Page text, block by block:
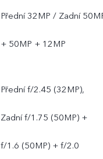
Přední 32MP / Zadní
+ 50MP + 12MP
Přední f/2.45 (32MP),
Zadní f/1.75 (50MP) +
f/1.6 (50MP) + f/2.0